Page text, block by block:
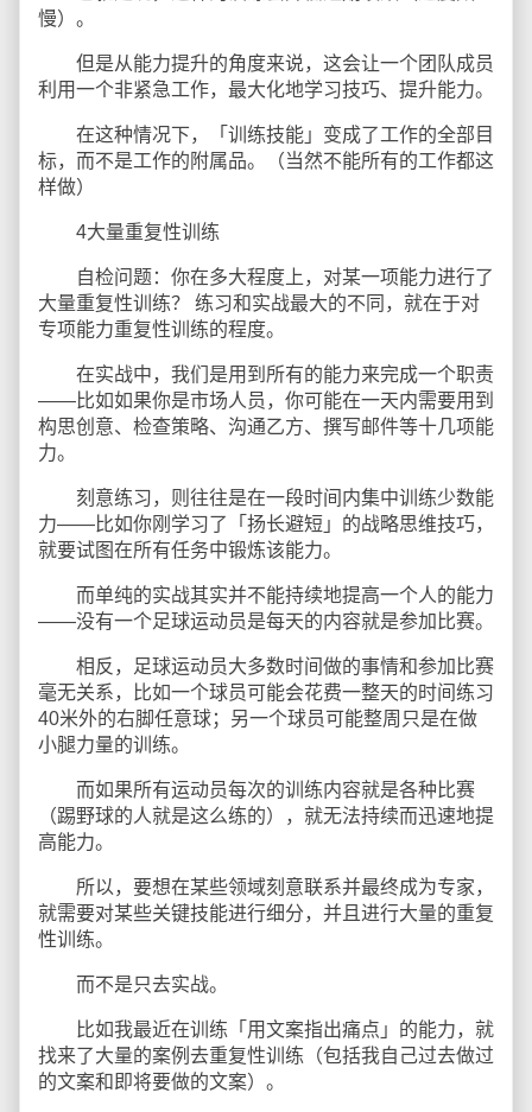
慢）。
但是从能力提升的角度来说，这会让一个团队成员
利用一个非紧急工作，最大化地学习技巧、提升能力。
在这种情况下，「训练技能」变成了工作的全部目
标，而不是工作的附属品。（当然不能所有的工作都这
样做）
4大量重复性训练
自检问题：你在多大程度上，对某一项能力进行了
大量重复性训练？ 练习和实战最大的不同，就在于对
专项能力重复性训练的程度。
在实战中，我们是用到所有的能力来完成一个职责
——比如如果你是市场人员，你可能在一天内需要用到
构思创意、检查策略、沟通乙方、撰写邮件等十几项能
力。
刻意练习，则往往是在一段时间内集中训练少数能
力——比如你刚学习了「扬长避短」的战略思维技巧，
就要试图在所有任务中锻炼该能力。
而单纯的实战其实并不能持续地提高一个人的能力
——没有一个足球运动员是每天的内容就是参加比赛。
相反，足球运动员大多数时间做的事情和参加比赛
毫无关系，比如一个球员可能会花费一整天的时间练习
40米外的右脚任意球；另一个球员可能整周只是在做
小腿力量的训练。
而如果所有运动员每次的训练内容就是各种比赛
（踢野球的人就是这么练的），就无法持续而迅速地提
高能力。
所以，要想在某些领域刻意联系并最终成为专家，
就需要对某些关键技能进行细分，并且进行大量的重复
性训练。
而不是只去实战。
比如我最近在训练「用文案指出痛点」的能力，就
找来了大量的案例去重复性训练（包括我自己过去做过
的文案和即将要做的文案）。